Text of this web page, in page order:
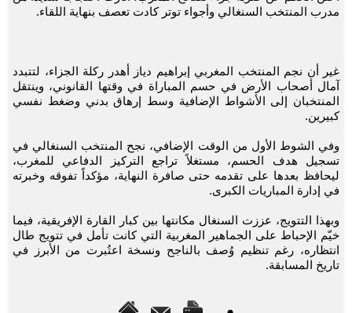
مدرب المنتخب السنغالي وأجواء توتر كادت تعصف بنهاية اللقاء.
غير أن نجم المنتخب المغربي إبراهيم دياز أهدر ركلة الجزاء، لتتبدد
آمال أصحاب الأرض في حسم المباراة في وقتها القانوني، وينتقل
المنتخبان إلى الأشواط الإضافية وسط إرهاق بدني وضغط نفسي
كبيرين.
وفي الشوط الأول من الوقت الإضافي، نجح المنتخب السنغالي في
تسجيل هدف الحسم، مستغلاً تراجع التركيز الدفاعي للمغرب،
ليحافظ بعدها على تقدمه حتى صافرة النهاية، مؤكداً تفوقه وخبرته
في إدارة المباريات الكبرى.
وبهذا التتويج، عززت السنغال مكانتها بين كبار القارة الإفريقية، فيما
خيّم الإحباط على الجماهير المغربية التي كانت تأمل في تتويج طال
انتظاره، رغم تنظيم وُصف بالناجح ونسخة اعتُبرت من الأبرز في
تاريخ المسابقة.